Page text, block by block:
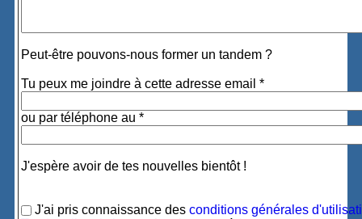
Peut-être pouvons-nous former un tandem ?
Tu peux me joindre à cette adresse email *
ou par téléphone au *
J'espère avoir de tes nouvelles bientôt !
J'ai pris connaissance desconditions générales